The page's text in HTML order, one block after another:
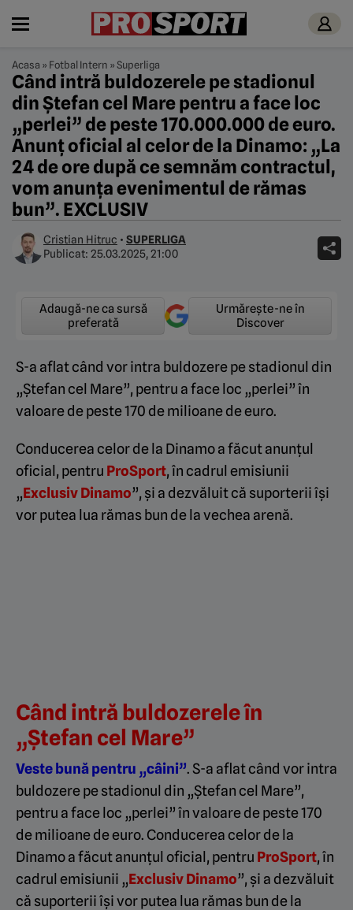
Acasa » Fotbal Intern »Superliga
Când intră buldozerele pe stadionul
din Ştefan cel Mare pentru a face loc
„perlei” de peste 170.000.000 de euro.
Anunț oficial al celor de la Dinamo: „La
24 de ore după ce semnăm contractul,
vom anunța evenimentul de rămas
bun”. EXCLUSIV
Cristian Hitruc • SUPERLIGA
Publicat: 25.03.2025, 21:00
Adaugă-ne ca sursă
preferată
Urmărește-ne în
Discover
S-a aflat când vor intra buldozere pe stadionul din
„Ștefan cel Mare”, pentru a face loc „perlei” în
valoare de peste 170 de milioane de euro.
Conducerea celor de la Dinamo a făcut anunțul
oficial, pentru ProSport, în cadrul emisiunii
„Exclusiv Dinamo”, și a dezvăluit că suporterii își
vor putea lua rămas bun de la vechea arenă.
Când intră buldozerele în
„Ștefan cel Mare”
Veste bună pentru „câini”. S-a aflat când vor intra
buldozere pe stadionul din „Ștefan cel Mare”,
pentru a face loc „perlei” în valoare de peste 170
de milioane de euro. Conducerea celor de la
Dinamo a făcut anunțul oficial, pentru ProSport, în
cadrul emisiunii „Exclusiv Dinamo”, și a dezvăluit
că suporterii își vor putea lua rămas bun de la